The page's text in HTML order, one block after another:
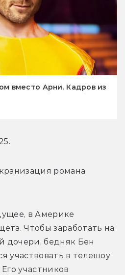
вместо Арни. Кадров из
романа
в Америке
Чтобы заработать на
дочери, бедняк Бен
участвовать в телешоу
участников